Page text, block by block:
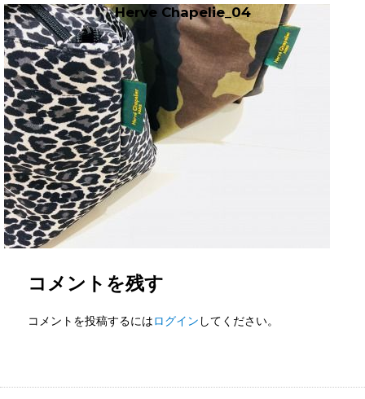
Herve Chapelie_04
コメントを残す
コメントを投稿するにはログイン してください。